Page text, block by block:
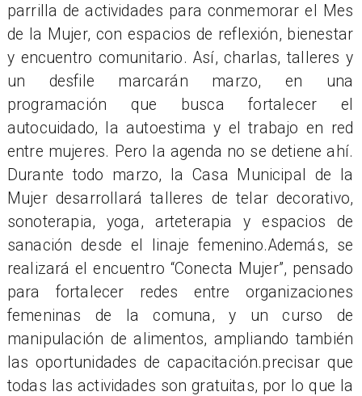
parrilla de actividades para conmemorar el Mes
de la Mujer, con espacios de reflexión, bienestar
y encuentro comunitario. Así, charlas, talleres y
un desfile marcarán marzo, en una
programación que busca fortalecer el
autocuidado, la autoestima y el trabajo en red
entre mujeres. Pero la agenda no se detiene ahí.
Durante todo marzo, la Casa Municipal de la
Mujer desarrollará talleres de telar decorativo,
sonoterapia, yoga, arteterapia y espacios de
sanación desde el linaje femenino.Además, se
realizará el encuentro “Conecta Mujer”, pensado
para fortalecer redes entre organizaciones
femeninas de la comuna, y un curso de
manipulación de alimentos, ampliando también
las oportunidades de capacitación.precisar que
todas las actividades son gratuitas, por lo que la